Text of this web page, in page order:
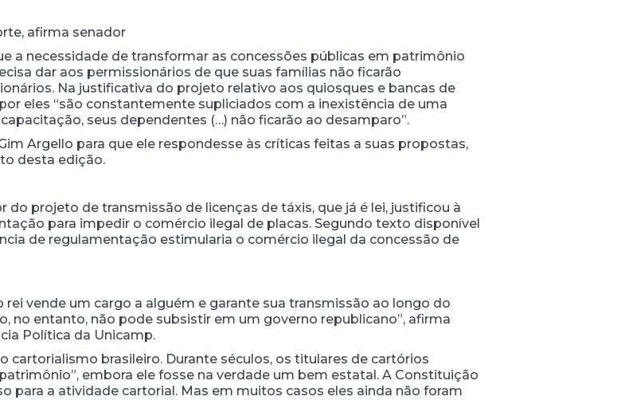
afirma senador
a necessidade de transformar as concessões públicas em patrimônio
dar aos permissionários de que suas famílias não ficarão
Na justificativa do projeto relativo aos quiosques e bancas de
eles “são constantemente supliciados com a inexistência de uma
seus dependentes (…) não ficarão ao desamparo”.
Argello para que ele respondesse às críticas feitas a suas propostas,
desta edição.
do projeto de transmissão de licenças de táxis, que já é lei, justificou à
para impedir o comércio ilegal de placas. Segundo texto disponível
de regulamentação estimularia o comércio ilegal da concessão de
vende um cargo a alguém e garante sua transmissão ao longo do
no entanto, não pode subsistir em um governo republicano”, afirma
Política da Unicamp.
cartorialismo brasileiro. Durante séculos, os titulares de cartórios
embora ele fosse na verdade um bem estatal. A Constituição
para a atividade cartorial. Mas em muitos casos eles ainda não foram